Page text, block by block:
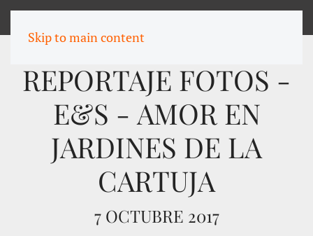
Skip to main content
REPORTAJE FOTOS -
E&S - AMOR EN
JARDINES DE LA
CARTUJA
7 OCTUBRE 2017